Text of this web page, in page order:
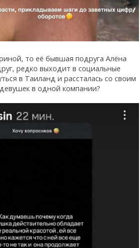
то её бывшая подруга Алёна
редко выходит в социальные
в Таиланд и рассталась со своим
в одной компании?